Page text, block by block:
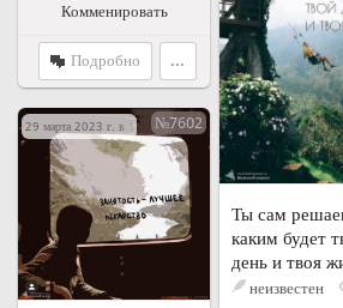
Комменировать
Подробно ...
Ты сам
каким будет
день и твоя
неизвестен
29 марта 2023 г. в 17:32№7602